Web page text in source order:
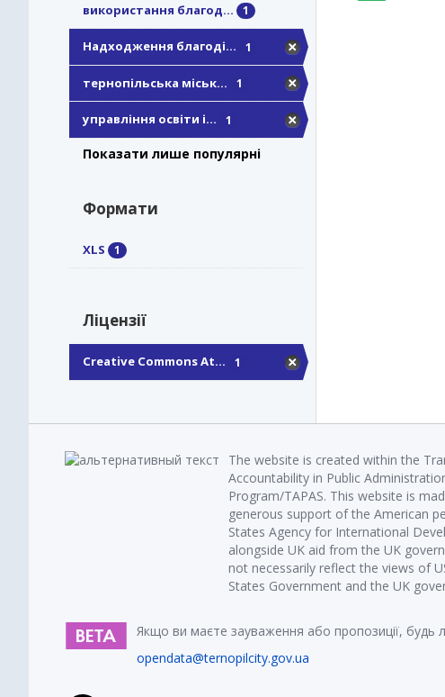
використання благод... 1
Надходження благоді... 1
тернопільська міськ... 1
управління освіти і... 1
Показати лише популярні
Формати
XLS 1
Ліцензії
Creative Commons At... 1
The website is created within the
Accountability in Public
Program/TAPAS. This website is
generous support of the American
States Agency for International
alongside UK aid from the UK
not necessarily reflect the views of
States Government and the UK
Якщо ви маєте зауваження або пропозиції, будь
opendata@ternopilcity.gov.ua